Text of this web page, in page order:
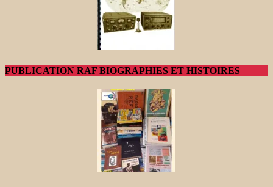
PUBLICATION RAF BIOGRAPHIES ET HISTOIRES